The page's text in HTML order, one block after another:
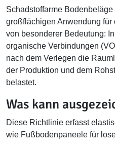
Schadstoffarme
großflächigen Anwendung
von besonderer Bedeutung:
organische Verbindungen
nach dem Verlegen die
der Produktion und dem
belastet.
Was kann
Diese Richtlinie erfasst
wie Fußbodenpaneele für